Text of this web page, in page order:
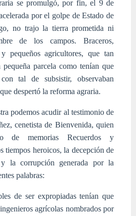
se promulgó, por fin, el 9 de
por el golpe de Estado de
no trajo la tierra prometida ni
de los campos. Braceros,
pequeños agricultores, que tan
parcela como tenían que
tal de subsistir, observaban
despertó la reforma agraria.
podemos acudir al testimonio de
cenetista de Bienvenida, quien
memorias Recuerdos y
tiempos heroicos, la decepción de
la corrupción generada por la
palabras:
de ser expropiadas tenían que
agrícolas nombrados por